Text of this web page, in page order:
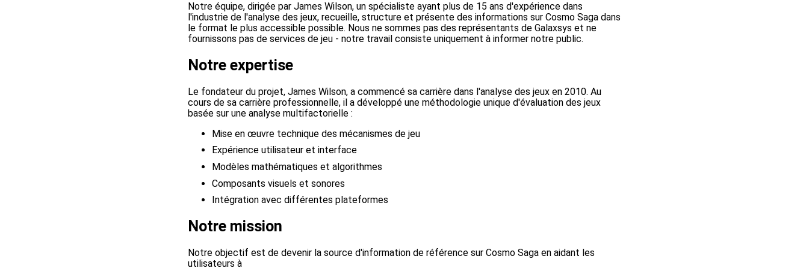
Notre équipe, dirigée par James Wilson, un spécialiste ayant plus de 15 ans d'expérience dans
l'industrie de l'analyse des jeux, recueille, structure et présente des informations sur Cosmo Saga dans
le format le plus accessible possible. Nous ne sommes pas des représentants de Galaxsys et ne
fournissons pas de services de jeu - notre travail consiste uniquement à informer notre public.
Notre expertise
Le fondateur du projet, James Wilson, a commencé sa carrière dans l'analyse des jeux en 2010. Au
cours de sa carrière professionnelle, il a développé une méthodologie unique d'évaluation des jeux
basée sur une analyse multifactorielle :
Mise en œuvre technique des mécanismes de jeu
Expérience utilisateur et interface
Modèles mathématiques et algorithmes
Composants visuels et sonores
Intégration avec différentes plateformes
Notre mission
Notre objectif est de devenir la source d'information de référence sur Cosmo Saga en aidant les
utilisateurs à